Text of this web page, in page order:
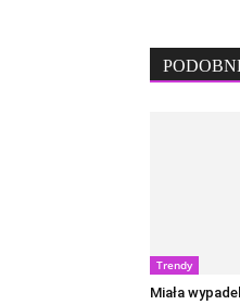
Trendy
Miała